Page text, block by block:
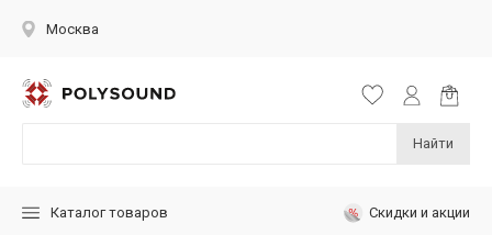
Москва
Найти
Каталог товаров Скидки и акции